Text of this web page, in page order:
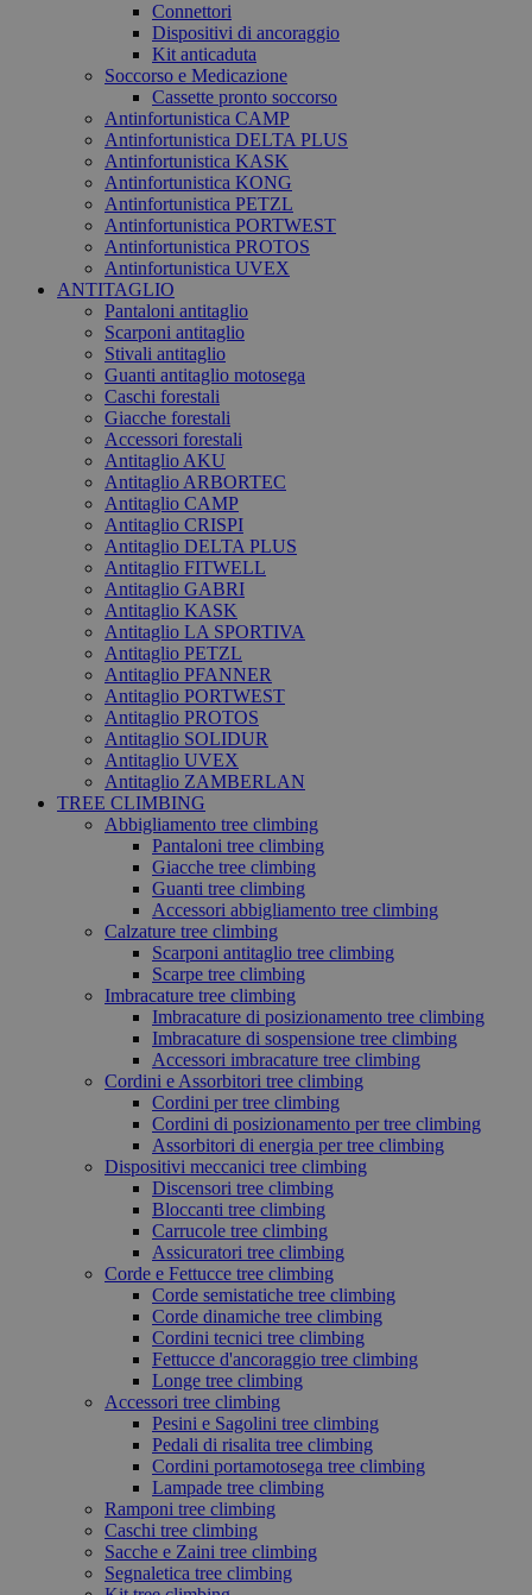
Connettori
Dispositivi di ancoraggio
Kit anticaduta
Soccorso e Medicazione
Cassette pronto soccorso
Antinfortunistica CAMP
Antinfortunistica DELTA PLUS
Antinfortunistica KASK
Antinfortunistica KONG
Antinfortunistica PETZL
Antinfortunistica PORTWEST
Antinfortunistica PROTOS
Antinfortunistica UVEX
ANTITAGLIO
Pantaloni antitaglio
Scarponi antitaglio
Stivali antitaglio
Guanti antitaglio motosega
Caschi forestali
Giacche forestali
Accessori forestali
Antitaglio AKU
Antitaglio ARBORTEC
Antitaglio CAMP
Antitaglio CRISPI
Antitaglio DELTA PLUS
Antitaglio FITWELL
Antitaglio GABRI
Antitaglio KASK
Antitaglio LA SPORTIVA
Antitaglio PETZL
Antitaglio PFANNER
Antitaglio PORTWEST
Antitaglio PROTOS
Antitaglio SOLIDUR
Antitaglio UVEX
Antitaglio ZAMBERLAN
TREE CLIMBING
Abbigliamento tree climbing
Pantaloni tree climbing
Giacche tree climbing
Guanti tree climbing
Accessori abbigliamento tree climbing
Calzature tree climbing
Scarponi antitaglio tree climbing
Scarpe tree climbing
Imbracature tree climbing
Imbracature di posizionamento tree climbing
Imbracature di sospensione tree climbing
Accessori imbracature tree climbing
Cordini e Assorbitori tree climbing
Cordini per tree climbing
Cordini di posizionamento per tree climbing
Assorbitori di energia per tree climbing
Dispositivi meccanici tree climbing
Discensori tree climbing
Bloccanti tree climbing
Carrucole tree climbing
Assicuratori tree climbing
Corde e Fettucce tree climbing
Corde semistatiche tree climbing
Corde dinamiche tree climbing
Cordini tecnici tree climbing
Fettucce d'ancoraggio tree climbing
Longe tree climbing
Accessori tree climbing
Pesini e Sagolini tree climbing
Pedali di risalita tree climbing
Cordini portamotosega tree climbing
Lampade tree climbing
Ramponi tree climbing
Caschi tree climbing
Sacche e Zaini tree climbing
Segnaletica tree climbing